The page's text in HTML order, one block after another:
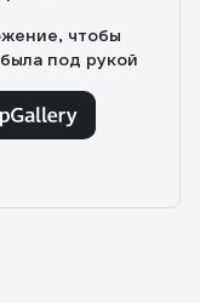
чтобы
под рукой